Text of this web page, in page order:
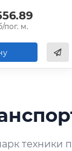
пог. м.
техники